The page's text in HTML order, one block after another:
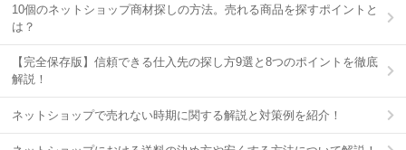
10個のネットショップ商材探しの方法。売れる商品を探すポイントと
は？
【完全保存版】信頼できる仕入先の探し方9選と8つのポイントを徹底
解説！
ネットショップで売れない時期に関する解説と対策例を紹介！